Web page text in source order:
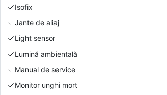
Isofix
Jante de aliaj
Light sensor
Lumină ambientală
Manual de service
Monitor unghi mort